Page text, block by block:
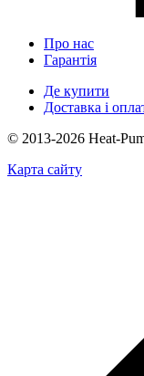
Про нас
Гарантія
Де купити
Доставка і
© 2013-2026 Heat-
Карта сайту